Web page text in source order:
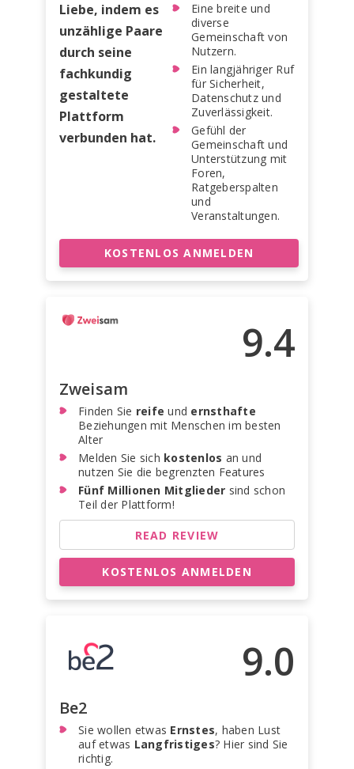
Liebe, indem es
unzählige Paare
durch seine
fachkundig
gestaltete
Plattform
verbunden hat.
Eine breite und
diverse
Gemeinschaft von
Nutzern.
Ein langjähriger Ruf
für Sicherheit,
Datenschutz und
Zuverlässigkeit.
Gefühl der
Gemeinschaft und
Unterstützung mit
Foren,
Ratgeberspalten
und
Veranstaltungen.
KOSTENLOS ANMELDEN
9.4
Zweisam
Finden Sie reife und ernsthafte
Beziehungen mit Menschen im besten
Alter
Melden Sie sich kostenlos an und
nutzen Sie die begrenzten Features
Fünf Millionen Mitglieder sind schon
Teil der Plattform!
READ REVIEW
KOSTENLOS ANMELDEN
9.0
Be2
Sie wollen etwas Ernstes, haben Lust
auf etwas Langfristiges? Hier sind Sie
richtig.